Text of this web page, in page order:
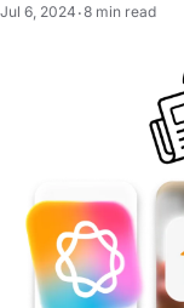
Jul 6, 2024 •8 min read